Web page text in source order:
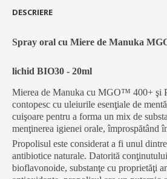
DESCRIERE
Spray oral cu Miere de Manuka
lichid BIO30 - 20ml
Mierea de Manuka cu MGO™ 400+ şi
contopesc cu uleiurile esenţiale de
cuişoare pentru a forma un mix de
menţinerea igienei orale, împrospătând
Propolisul este considerat a fi unul
antibiotice naturale. Datorită
bioflavonoide, substanţe cu proprietăţi